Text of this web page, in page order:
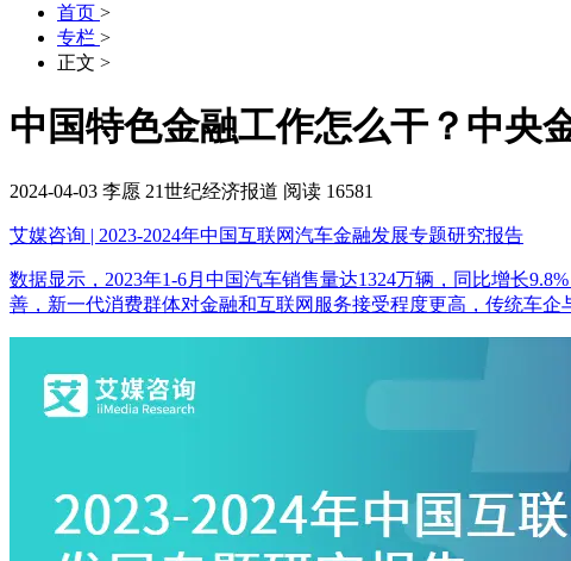
首页 >
专栏 >
正文 >
中国特色金融工作怎么干？中央
2024-04-03 李愿 21世纪经济报道 阅读 16581
艾媒咨询 | 2023-2024年中国互联网汽车金融发展专题研究报告
数据显示，2023年1-6月中国汽车销售量达1324万辆，同比增长
善，新一代消费群体对金融和互联网服务接受程度更高，传统车